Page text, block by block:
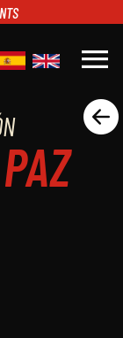
menu